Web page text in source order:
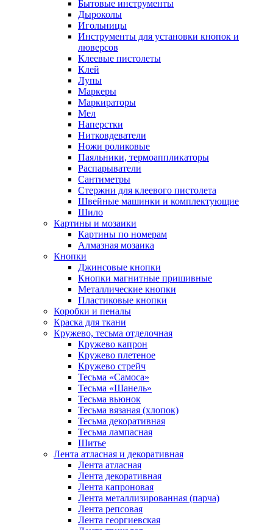
Бытовые инструменты
Дыроколы
Игольницы
Инструменты для установки кнопок и
люверсов
Клеевые пистолеты
Клей
Лупы
Маркеры
Маркираторы
Мел
Наперстки
Нитковдеватели
Ножи роликовые
Паяльники, термоаппликаторы
Распарыватели
Сантиметры
Стержни для клеевого пистолета
Швейные машинки и комплектующие
Шило
Картины и мозаики
Картины по номерам
Алмазная мозаика
Кнопки
Джинсовые кнопки
Кнопки магнитные пришивные
Металлические кнопки
Пластиковые кнопки
Коробки и пеналы
Краска для ткани
Кружево, тесьма отделочная
Кружево капрон
Кружево плетеное
Кружево стрейч
Тесьма «Самоса»
Тесьма «Шанель»
Тесьма вьюнок
Тесьма вязаная (хлопок)
Тесьма декоративная
Тесьма лампасная
Шитье
Лента атласная и декоративная
Лента атласная
Лента декоративная
Лента капроновая
Лента металлизированная (парча)
Лента репсовая
Лента георгиевская